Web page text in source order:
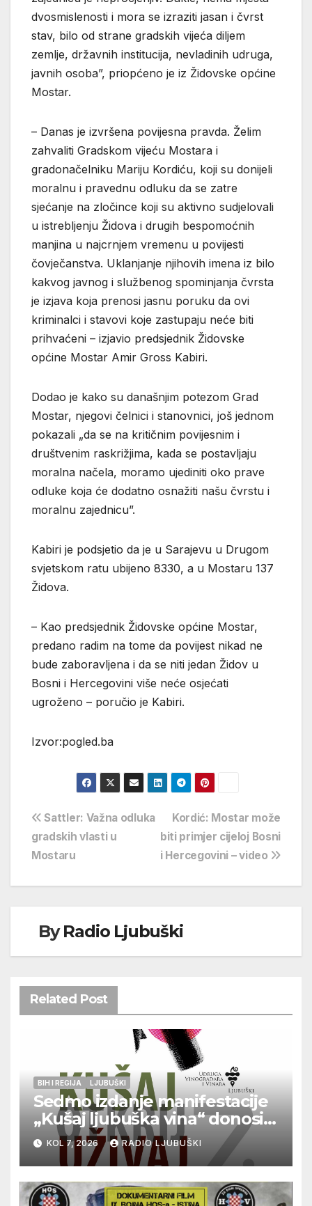
dvosmislenosti i mora se izraziti jasan i čvrst
stav, bilo od strane gradskih vijeća diljem
zemlje, državnih institucija, nevladinih udruga,
javnih osoba”, priopćeno je iz Židovske općine
Mostar.
– Danas je izvršena povijesna pravda. Želim
zahvaliti Gradskom vijeću Mostara i
gradonačelniku Mariju Kordiću, koji su donijeli
moralnu i pravednu odluku da se zatre
sjećanje na zločince koji su aktivno sudjelovali
u istrebljenju Židova i drugih bespomoćnih
manjina u najcrnjem vremenu u povijesti
čovječanstva. Uklanjanje njihovih imena iz bilo
kakvog javnog i službenog spominjanja čvrsta
je izjava koja prenosi jasnu poruku da ovi
kriminalci i stavovi koje zastupaju neće biti
prihvaćeni – izjavio predsjednik Židovske
općine Mostar Amir Gross Kabiri.
Dodao je kako su današnjim potezom Grad
Mostar, njegovi čelnici i stanovnici, još jednom
pokazali „da se na kritičnim povijesnim i
društvenim raskrižjima, kada se postavljaju
moralna načela, moramo ujediniti oko prave
odluke koja će dodatno osnažiti našu čvrstu i
moralnu zajednicu”.
Kabiri je podsjetio da je u Sarajevu u Drugom
svjetskom ratu ubijeno 8330, a u Mostaru 137
Židova.
– Kao predsjednik Židovske općine Mostar,
predano radim na tome da povijest nikad ne
bude zaboravljena i da se niti jedan Židov u
Bosni i Hercegovini više neće osjećati
ugroženo – poručio je Kabiri.
Izvor:pogled.ba
Navigacija
objava
Kordić: Mostar može
biti primjer cijeloj Bosni
i Hercegovini – video
Sattler: Važna odluka
gradskih vlasti u
Mostaru
ByRadio Ljubuški
Related Post
BIH I REGIJA LJUBUŠKI
Sedmo izdanje manifestacije
„Kušaj ljubuška vina“ donosi
vrhunska vina, gastronomiju i
glazbu
KOL 7, 2026 RADIO LJUBUŠKI